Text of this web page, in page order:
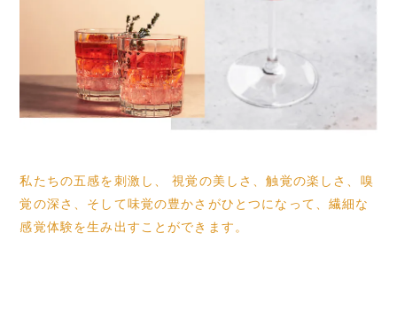
私たちの五感を刺激し、 視覚の美しさ、触覚の楽しさ、嗅
覚の深さ、そして味覚の豊かさがひとつになって、繊細な
感覚体験を生み出すことができます。